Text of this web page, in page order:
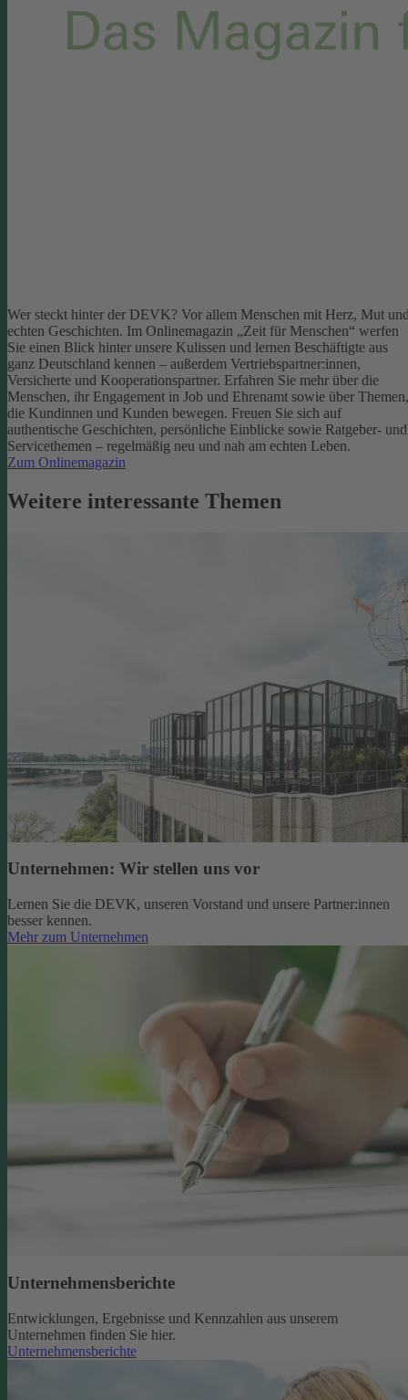
Wer steckt hinter der DEVK? Vor allem Menschen mit Herz, Mut
echten Geschichten. Im Onlinemagazin „Zeit für Menschen“ werfen
Sie einen Blick hinter unsere Kulissen und lernen Beschäftigte aus
ganz Deutschland kennen – außerdem Vertriebspartner:innen,
Versicherte und Kooperationspartner. Erfahren Sie mehr über die
Menschen, ihr Engagement in Job und Ehrenamt sowie über Themen,
die Kundinnen und Kunden bewegen. Freuen Sie sich auf
authentische Geschichten, persönliche Einblicke sowie Ratgeber- und
Servicethemen – regelmäßig neu und nah am echten Leben.
Zum Onlinemagazin
Weitere interessante Themen
Unternehmen: Wir stellen uns vor
Lernen Sie die DEVK, unseren Vorstand und unsere Partner:innen
besser kennen.
Mehr zum Unternehmen
Unternehmensberichte
Entwicklungen, Ergebnisse und Kennzahlen aus unserem
Unternehmen finden Sie hier.
Unternehmensberichte